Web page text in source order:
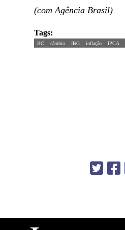
(com Agência Brasil)
Tags:
BC câmbio IBG inflação IPCA